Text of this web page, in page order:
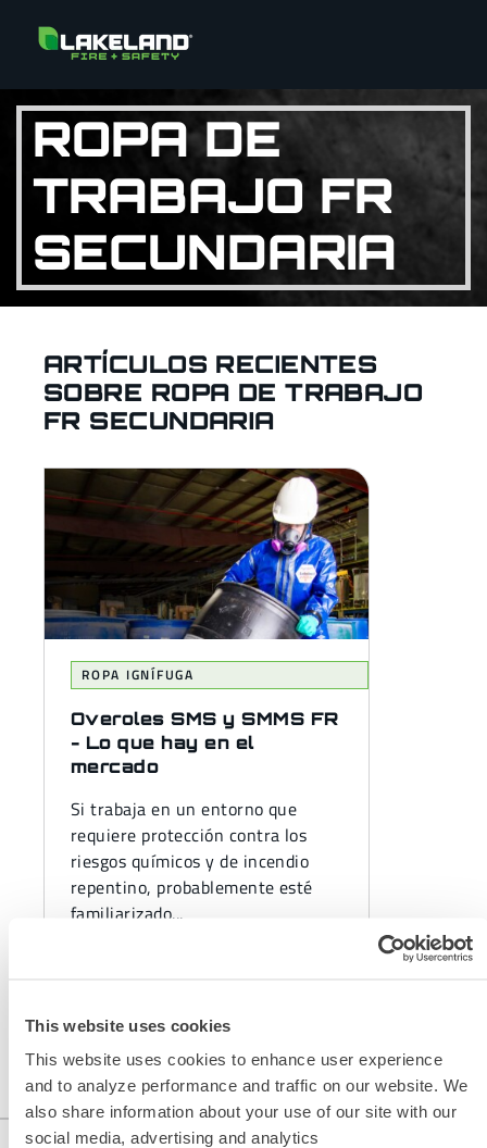
This website uses cookies
This website uses cookies to enhance user experience
and to analyze performance and traffic on our website. We
also share information about your use of our site with our
social media, advertising and analytics
ROPA DE
TRABAJO FR
SECUNDARIA
ARTÍCULOS RECIENTES
SOBRE ROPA DE TRABAJO
FR SECUNDARIA
ROPA IGNÍFUGA
Overoles SMS y SMMS FR
- Lo que hay en el
mercado
Si trabaja en un entorno que
requiere protección contra los
riesgos químicos y de incendio
repentino, probablemente esté
familiarizado...
INICIO Ropa de trabajo FR secundaria